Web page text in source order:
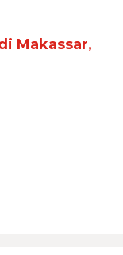
Makassar,